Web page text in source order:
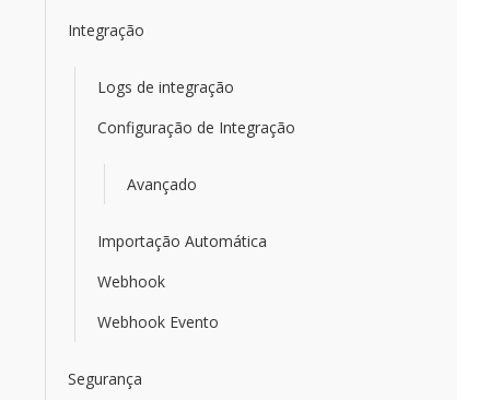
Integração
Logs de integração
Configuração de Integração
Avançado
Importação Automática
Webhook
Webhook Evento
Segurança